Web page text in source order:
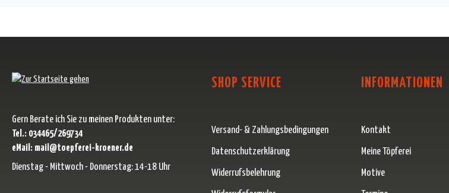
Gern Berate ich Sie zu meinen Produkten unter:
Tel.: 034465/269734
eMail: mail@toepferei-kroener.de
Dienstag - Mittwoch - Donnerstag: 14-18 Uhr
SHOP SERVICE
Versand- & Zahlungsbedingungen
Datenschutzerklärung
Widerrufsbelehrung
INFORMATIONEN
Kontakt
Meine Töpferei
Motive